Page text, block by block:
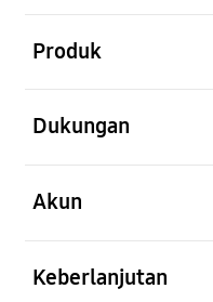
Produk
Dukungan
Akun
Keberlanjutan